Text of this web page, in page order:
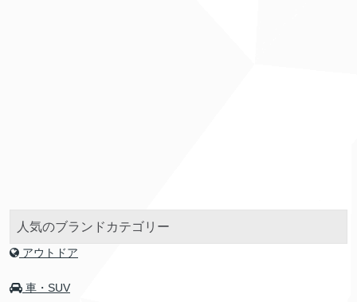
人気のブランドカテゴリー
アウトドア
車・SUV